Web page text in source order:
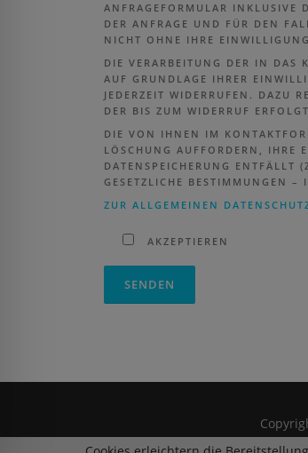
ANFRAGEFORMULAR INKLUSIVE
DER ANFRAGE UND FÜR DEN
NICHT OHNE IHRE
DIE VERARBEITUNG DER IN DAS
UF GRUNDLAGE IHRER
EDERZEIT WIDERRUFEN. DAZU
R BIS ZUM WIDERRUF
DIE VON IHNEN IM
LÖSCHUNG AUFFORDERN, IHRE
DATENSPEICHERUNG ENTFÄLLT
GESETZLICHE BESTIMMUNGEN –
ZUR ALLGEMEINEN
AKZEPTIEREN
BITTE LASSE DIESES FELD LEER.